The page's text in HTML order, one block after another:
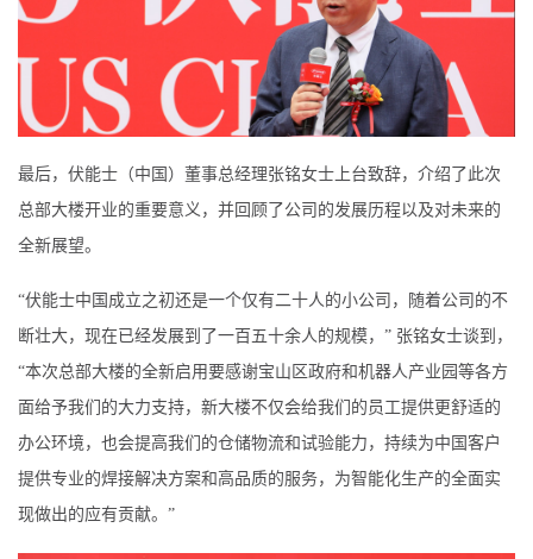
最后，伏能士（中国）董事总经理张铭女士上台致辞，介绍了此次
总部大楼开业的重要意义，并回顾了公司的发展历程以及对未来的
全新展望。
“伏能士中国成立之初还是一个仅有二十人的小公司，随着公司的不
断壮大，现在已经发展到了一百五十余人的规模，” 张铭女士谈到，
“本次总部大楼的全新启用要感谢宝山区政府和机器人产业园等各方
面给予我们的大力支持，新大楼不仅会给我们的员工提供更舒适的
办公环境，也会提高我们的仓储物流和试验能力，持续为中国客户
提供专业的焊接解决方案和高品质的服务，为智能化生产的全面实
现做出的应有贡献。”